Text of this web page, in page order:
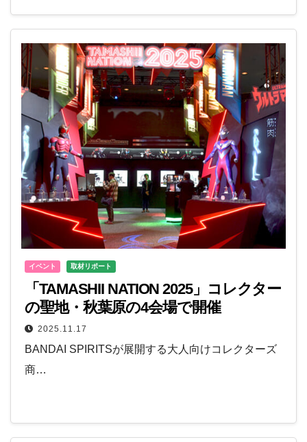
イベント 取材リポート
「TAMASHII NATION 2025」コレクター
の聖地・秋葉原の4会場で開催
2025.11.17
BANDAI SPIRITSが展開する大人向けコレクターズ
商…